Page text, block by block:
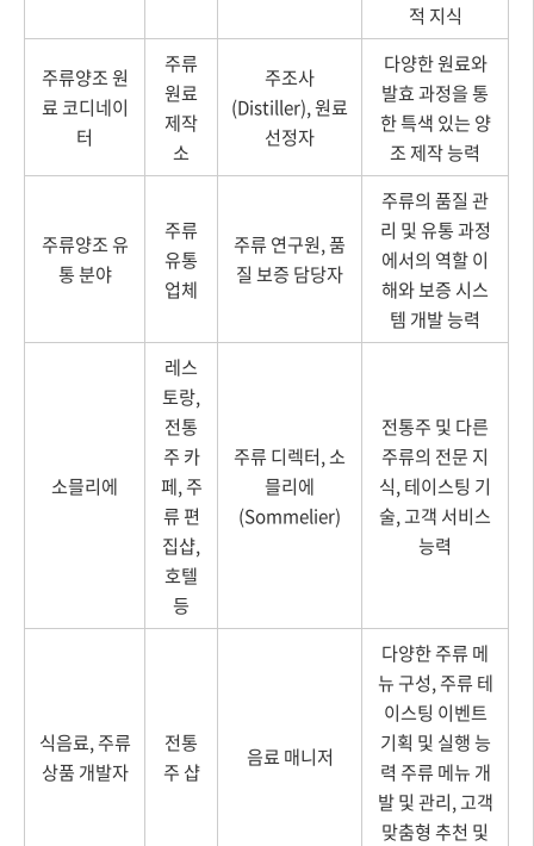
적 지식
주류양조 원
료 코디네이
터
주류
원료
제작
소
주조사
(Distiller), 원료
선정자
다양한 원료와
발효 과정을 통
한 특색 있는 양
조 제작 능력
주류양조 유
통 분야
주류
유통
업체
주류 연구원, 품
질 보증 담당자
주류의 품질 관
리 및 유통 과정
에서의 역할 이
해와 보증 시스
템 개발 능력
소믈리에
레스
토랑,
전통
주 카
페, 주
류 편
집샵,
호텔
등
주류 디렉터, 소
믈리에
(Sommelier)
전통주 및 다른
주류의 전문 지
식, 테이스팅 기
술, 고객 서비스
능력
식음료, 주류
상품 개발자
전통
주 샵
음료 매니저
다양한 주류 메
뉴 구성, 주류 테
이스팅 이벤트
기획 및 실행 능
력 주류 메뉴 개
발 및 관리, 고객
맞춤형 추천 및